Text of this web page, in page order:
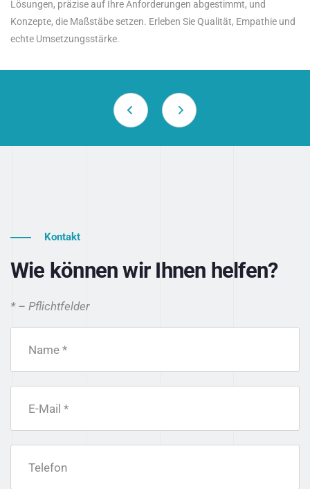
Lösungen, präzise auf Ihre Anforderungen abgestimmt, und
Konzepte, die Maßstäbe setzen. Erleben Sie Qualität, Empathie und
echte Umsetzungsstärke.
Kontakt
Wie können wir Ihnen helfen?
* – Pflichtfelder
Name *
E-Mail *
Telefon